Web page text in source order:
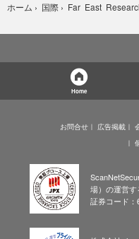
ホーム › 国際 › Far East
Home
お問合せ 広告掲載
場）の運営す
証券コード：